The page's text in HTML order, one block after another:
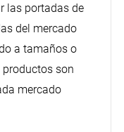
las portadas de
del mercado
a tamaños o
productos son
mercado